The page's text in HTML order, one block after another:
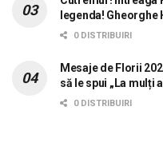
legenda! Gheorghe
0 DISTRIBUIRI
Mesaje de Florii
să le spui „La mulți
0 DISTRIBUIRI